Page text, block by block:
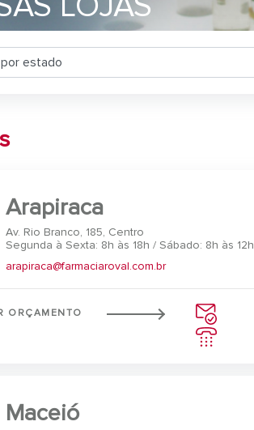
Arapiraca
Av. Rio Branco, 185, Centro
Segunda à Sexta: 8h às 18h / Sábado: 8h às 12h
arapiraca@farmaciaroval.com.br
ORÇAMENTO
Maceió